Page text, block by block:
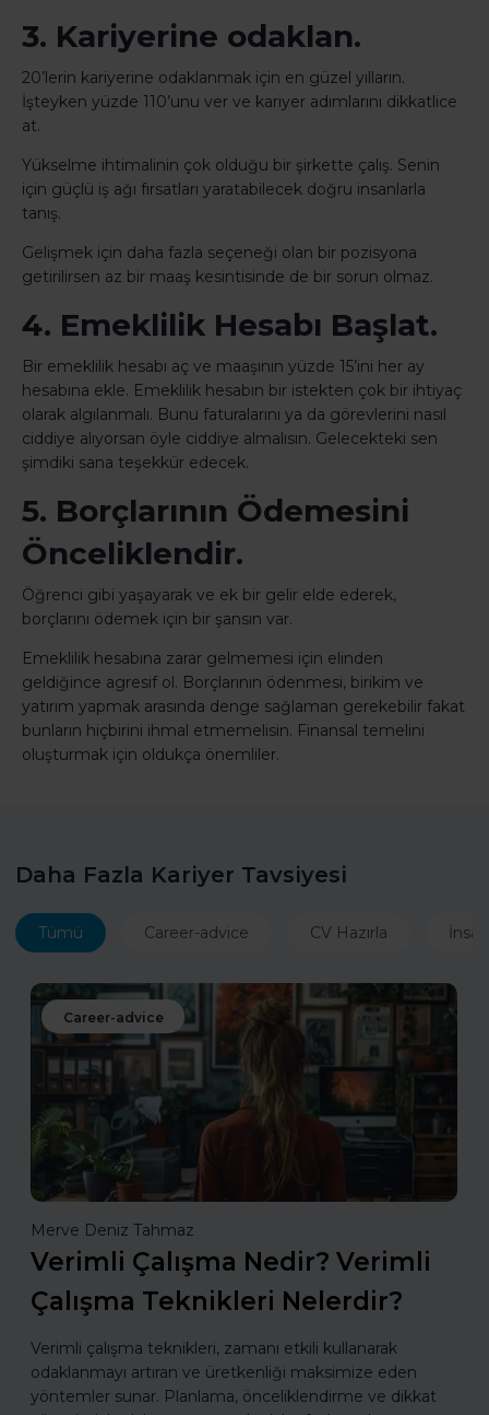
3. Kariyerine odaklan.
20’lerin kariyerine odaklanmak için en güzel yılların.
İşteyken yüzde 110’unu ver ve kariyer adımlarını dikkatlice
at.
Yükselme ihtimalinin çok olduğu bir şirkette çalış. Senin
için güçlü iş ağı fırsatları yaratabilecek doğru insanlarla
tanış.
Gelişmek için daha fazla seçeneği olan bir pozisyona
getirilirsen az bir maaş kesintisinde de bir sorun olmaz.
4. Emeklilik Hesabı Başlat.
Bir emeklilik hesabı aç ve maaşının yüzde 15’ini her ay
hesabına ekle. Emeklilik hesabın bir istekten çok bir ihtiyaç
olarak algılanmalı. Bunu faturalarını ya da görevlerini nasıl
ciddiye alıyorsan öyle ciddiye almalısın. Gelecekteki sen
şimdiki sana teşekkür edecek.
5. Borçlarının Ödemesini
Önceliklendir.
Öğrenci gibi yaşayarak ve ek bir gelir elde ederek,
borçlarını ödemek için bir şansın var.
Emeklilik hesabına zarar gelmemesi için elinden
geldiğince agresif ol. Borçlarının ödenmesi, birikim ve
yatırım yapmak arasında denge sağlaman gerekebilir fakat
bunların hiçbirini ihmal etmemelisin. Finansal temelini
oluşturmak için oldukça önemliler.
Daha Fazla Kariyer Tavsiyesi
Tümü Career-advice CV Hazırla
Career-advice
Merve Deniz Tahmaz
Verimli Çalışma Nedir? Verimli
Çalışma Teknikleri Nelerdir?
Verimli çalışma teknikleri, zamanı etkili kullanarak
odaklanmayı artıran ve üretkenliği maksimize eden
yöntemler sunar. Planlama, önceliklendirme ve dikkat